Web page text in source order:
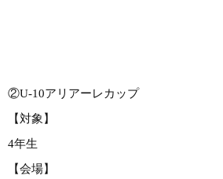
②U-10アリアーレカップ
【対象】
4年生
【会場】